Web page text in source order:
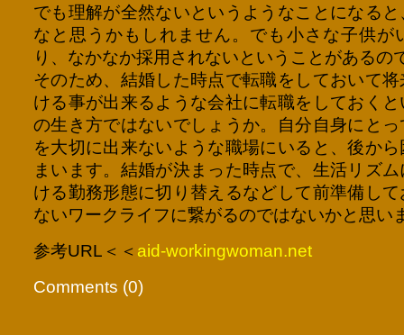
でも理解が全然ないというようなことになる
なと思うかもしれません。でも小さな子供が
り、なかなか採用されないということがあるの
そのため、結婚した時点で転職をしておいて
ける事が出来るような会社に転職をしておく
の生き方ではないでしょうか。自分自身にと
を大切に出来ないような職場にいると、後か
まいます。結婚が決まった時点で、生活リズ
ける勤務形態に切り替えるなどして前準備し
ないワークライフに繋がるのではないかと思い
参考URL＜＜ aid-workingwoman.net
Comments (0)